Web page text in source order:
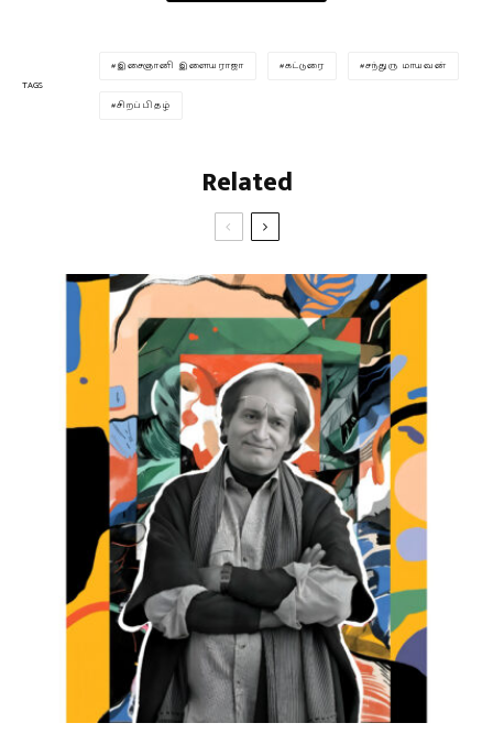
TAGS
இசைஞானி இளையராஜா கட்டுரை சந்துரு மாயவன்
சிறப்பிதழ்
Related